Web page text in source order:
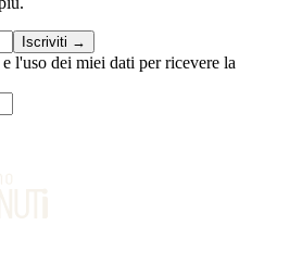
Iscriviti →
e l'uso dei miei dati per ricevere la